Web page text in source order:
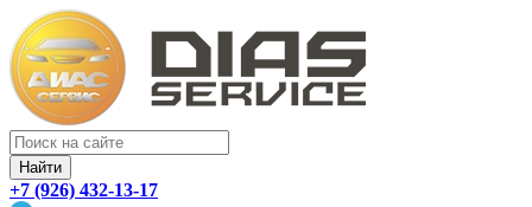
Найти
+7 (926) 432-13-17